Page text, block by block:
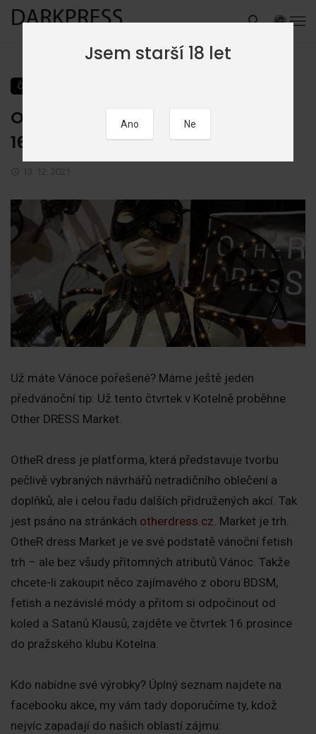
ČLÁNKY
OtheR DRESS Market ve čtvrtek
16.12.
13. 12. 2021
Už máte Vánoce pořešené? Máme ještě jeden
předvánoční tip: Už tento čtvrtek v Kotelně proběhne
Other DRESS Market.
OtheR dress je platforma, která představuje tvorbu
pečlivě vybraných návrhářů netradičního oblečení a
doplňků, ale i celou řadu dalších přidružených akcí. Tak
jest psáno na stránkách otherdress.cz. Market je trh.
OtheR dress Market je ve své podstatě vánoční fetish
trh – ale bez všudy přítomných atributů Vánoc. Takže
chcete-li zakoupit něco zajímavého z oboru BDSM,
fetish a nezávislé módy a přitom si odpočinout od
koled a Satanů Klausů, zajděte ve čtvrtek 16.prosince
do pražského klubu Kotelna.
Kdo nabídne své výrobky? Úplný seznam najdete na
facebooku akce, my vám tady doporučíme ty, kdož
nejvíc zapadají do našich oblastí zájmu:
Jsem starší 18 let